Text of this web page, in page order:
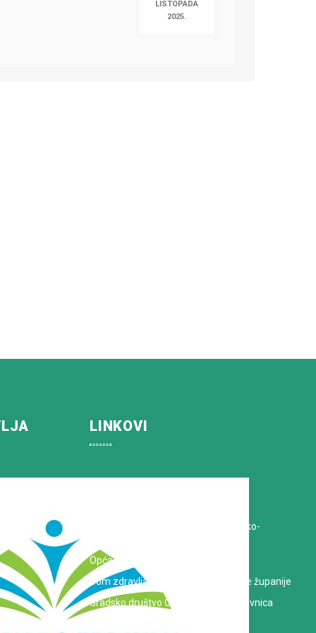
LISTOPADA
2025.
LINKOVI
Zavod za javno zdravstvo Koprivničko-
Opća bolnica dr. Tomislav Bardek
Dom zdravlja Koprivničko-križevačke županije
Gradsko društvo Crvenog križa Koprivnica